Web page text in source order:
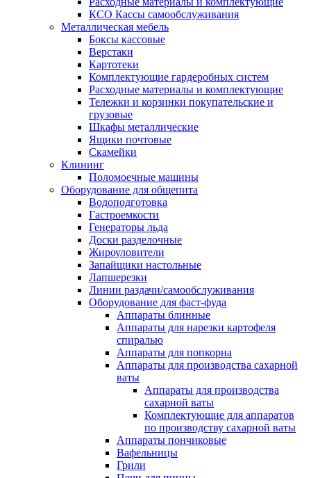
КСО Кассы самообслуживания
Металлическая мебель
Боксы кассовые
Верстаки
Картотеки
Комплектующие гардеробных систем
Расходные материалы и комплектующие
Тележки и корзинки покупательские и
грузовые
Шкафы металлические
Ящики почтовые
Скамейки
Клининг
Поломоечные машины
Оборудование для общепита
Водоподготовка
Гастроемкости
Генераторы льда
Доски разделочные
Жироуловители
Запайщики настольные
Лапшерезки
Линии раздачи/самообслуживания
Оборудование для фаст-фуда
Аппараты блинные
Аппараты для нарезки картофеля
спиралью
Аппараты для попкорна
Аппараты для производства сахарной
ваты
Аппараты для производства
сахарной ваты
Комплектующие для аппаратов
по производству сахарной ваты
Аппараты пончиковые
Вафельницы
Грили